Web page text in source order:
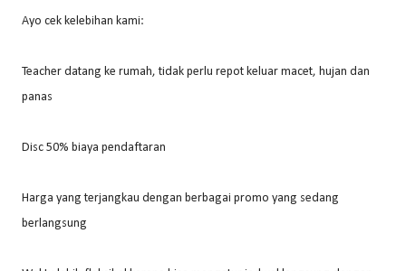
Ayo cek kelebihan kami:
Teacher datang ke rumah, tidak perlu repot keluar macet, hujan dan
panas
Disc 50% biaya pendaftaran
Harga yang terjangkau dengan berbagai promo yang sedang
berlangsung